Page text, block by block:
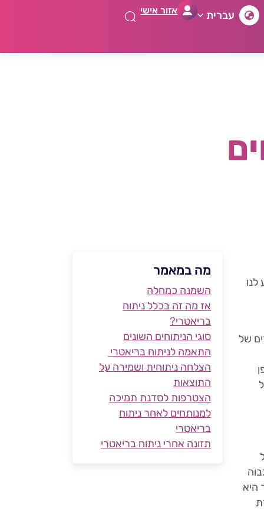
עברית אזור אישי
ידי ההסתדרות הרפואית בשנת 2018. ידוע לנו
של
היא
מה במאמר
השמנה כמחלה
אז מה זה בכלל ניתוח
בריאטרי?
סוגי הניתוחים השונים
התאמה לניתוח בריאטרי
הצלחה ניתוחית ושמירה על
התוצאות
הצטרפות לסדנת תמיכה
למנותחים לאחר ניתוח
בריאטרי
תזונה אחרי ניתוח בריאטרי